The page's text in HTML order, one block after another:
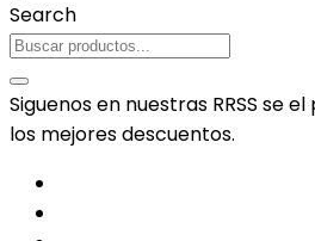
Search
Siguenos en nuestras RRSS se
los mejores descuentos.